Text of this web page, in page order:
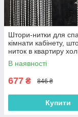
Штори-нитки для
кімнати кабінету,
ниток в квартиру
мотузкова тюль для
кухні Сіра (NB-19)
В наявності
677 ₴ 846 ₴
Купити